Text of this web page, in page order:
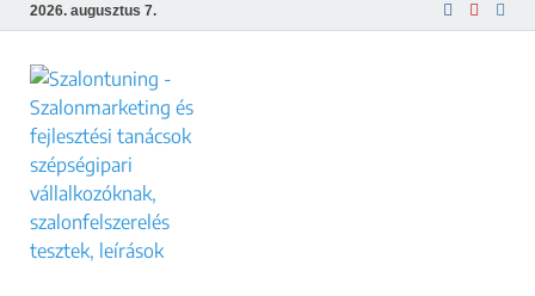
2026. augusztus 7.